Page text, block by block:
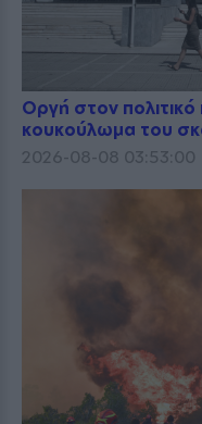
Οργή στον πολιτικό
κουκούλωμα του
2026-08-08 03:53:00